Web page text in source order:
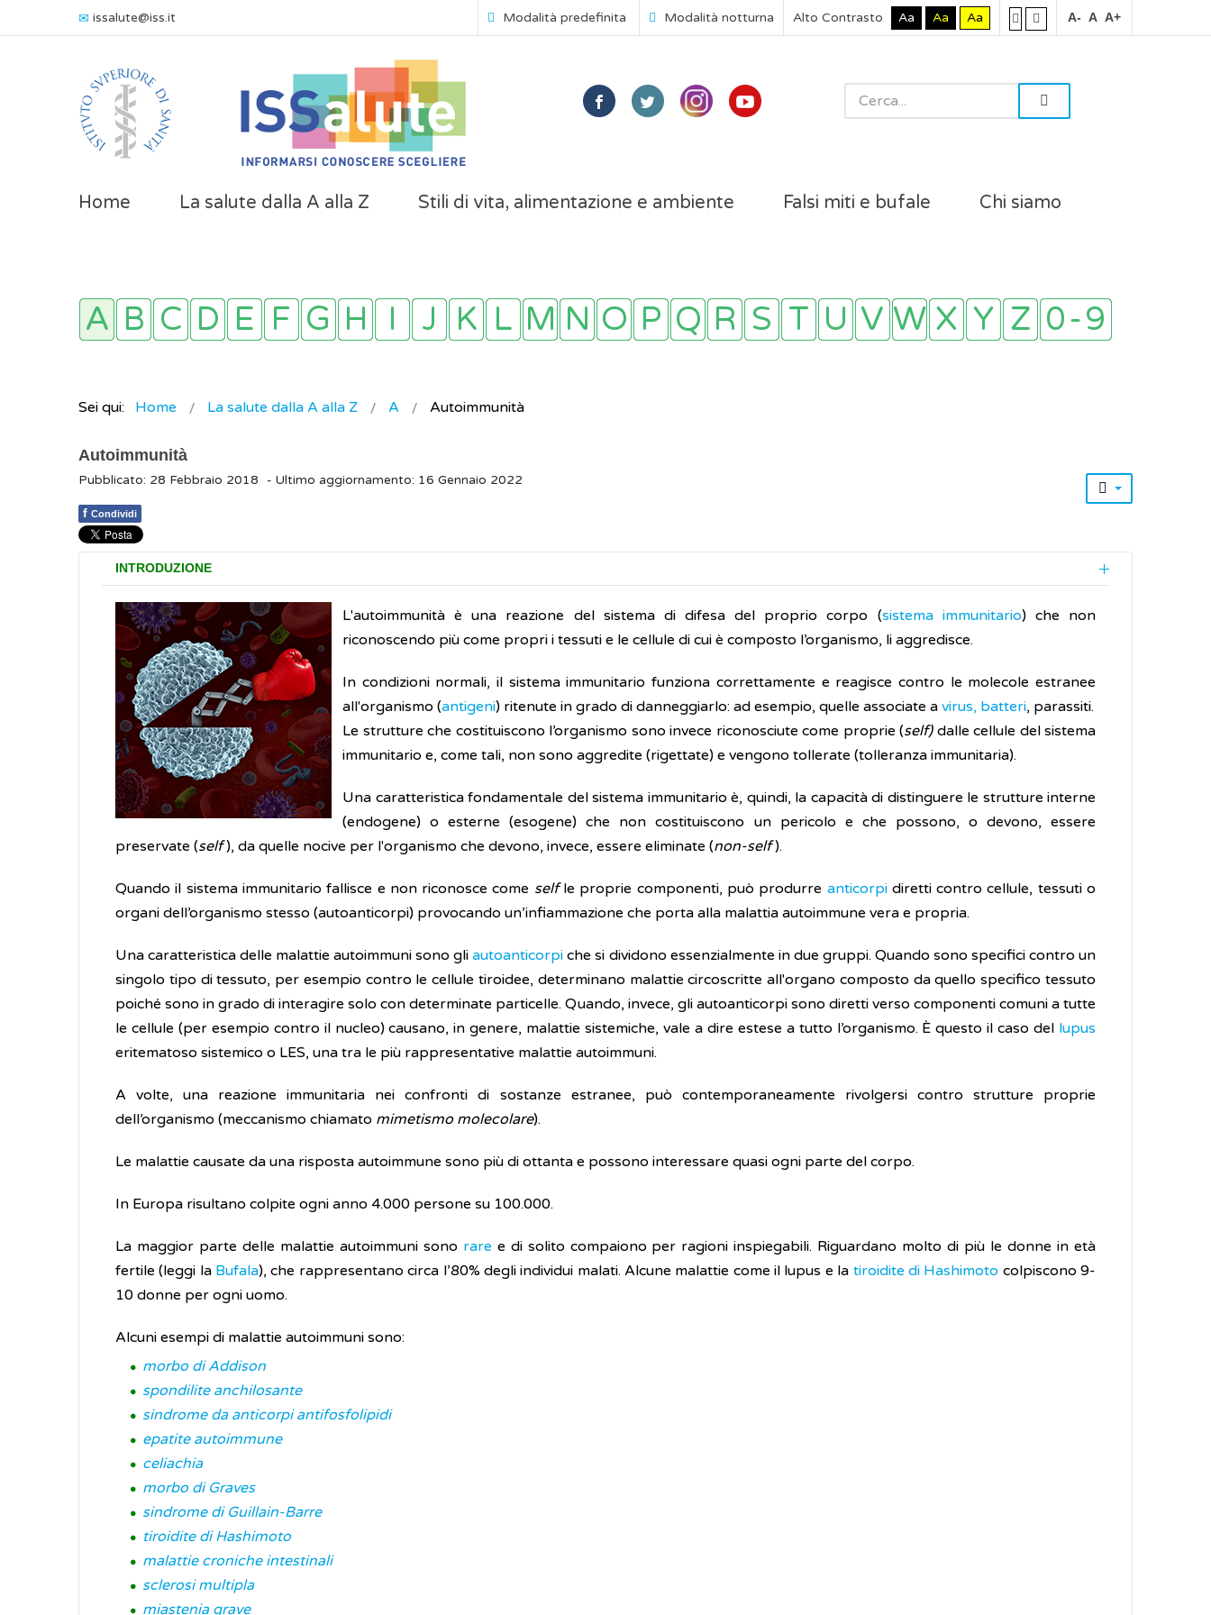
issalute@iss.it Modalità predefinita Modalità notturna Alto Contrasto Aa Aa Aa A- A A+
Home La salute dalla A alla Z Stili di vita, alimentazione e ambiente Falsi miti e bufale Chi siamo
Sei qui: Home La salute dalla A alla Z A Autoimmunità
Autoimmunità
Pubblicato: 28 Febbraio 2018 - Ultimo aggiornamento: 16 Gennaio 2022
f Condividi
INTRODUZIONE
L'autoimmunità è una reazione del sistema di difesa del proprio corpo (sistema immunitario) che non
riconoscendo più come propri i tessuti e le cellule di cui è composto l’organismo, li aggredisce.
In condizioni normali, il sistema immunitario funziona correttamente e reagisce contro le molecole estranee
all'organismo (antigeni) ritenute in grado di danneggiarlo: ad esempio, quelle associate a virus, batteri, parassiti.
Le strutture che costituiscono l’organismo sono invece riconosciute come proprie (self)dalle cellule del sistema
immunitario e, come tali, non sono aggredite (rigettate) e vengono tollerate (tolleranza immunitaria).
Una caratteristica fondamentale del sistema immunitario è, quindi, la capacità di distinguere le strutture interne
(endogene) o esterne (esogene) che non costituiscono un pericolo e che possono, o devono, essere
preservate (self), da quelle nocive per l'organismo che devono, invece, essere eliminate (non-self).
Quando il sistema immunitario fallisce e non riconosce come selfle proprie componenti, può produrre anticorpidiretti contro cellule, tessuti o
organi dell’organismo stesso (autoanticorpi) provocando un’infiammazione che porta alla malattia autoimmune vera e propria.
Una caratteristica delle malattie autoimmuni sono gliautoanticorpi che si dividono essenzialmente in due gruppi. Quando sono specifici contro un
singolo tipo di tessuto, per esempio contro le cellule tiroidee, determinano malattie circoscritte all'organo composto da quello specifico tessuto
poiché sono in grado di interagire solo con determinate particelle. Quando, invece, gli autoanticorpi sono diretti verso componenti comuni a tutte
le cellule (per esempio contro il nucleo) causano, in genere, malattie sistemiche, vale a dire estese a tutto l’organismo. È questo il caso del lupus
eritematoso sistemico o LES, una tra le più rappresentative malattie autoimmuni.
A volte, una reazione immunitaria nei confronti di sostanze estranee, può contemporaneamente rivolgersi contro strutture proprie
dell’organismo (meccanismo chiamato mimetismo molecolare).
Le malattie causate da una risposta autoimmune sono più di ottanta e possono interessare quasi ogni parte del corpo.
In Europa risultano colpite ogni anno 4.000 persone su 100.000.
La maggior parte delle malattie autoimmuni sono rare e di solito compaiono per ragioni inspiegabili. Riguardano molto di più le donne in età
fertile (leggi la Bufala), che rappresentano circa l’80% degli individui malati. Alcune malattie come il lupus e la tiroidite di Hashimoto colpiscono 9-
10 donne per ogni uomo.
Alcuni esempi di malattie autoimmuni sono:
morbo di Addison
spondilite anchilosante
sindrome da anticorpi antifosfolipidi
epatite autoimmune
celiachia
morbo di Graves
sindrome di Guillain-Barre
tiroidite di Hashimoto
malattie croniche intestinali
sclerosi multipla
miastenia grave